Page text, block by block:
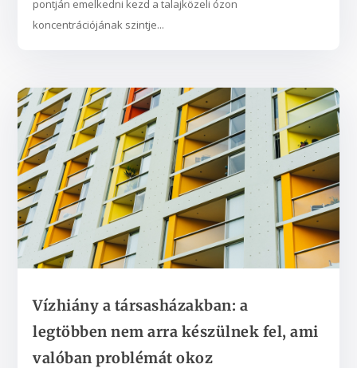
pontján emelkedni kezd a talajközeli ózon
koncentrációjának szintje...
Vízhiány a társasházakban: a
legtöbben nem arra készülnek fel, ami
valóban problémát okoz